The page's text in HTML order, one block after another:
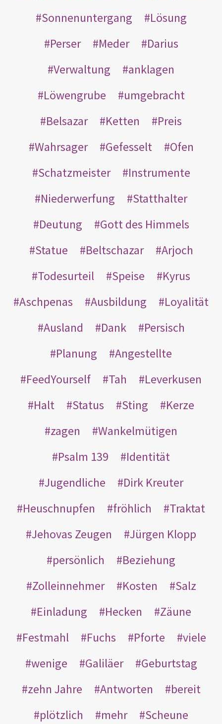
Sonnenuntergang
Lösung
Perser
Meder
Darius
Verwaltung
anklagen
Löwengrube
umgebracht
Belsazar
Ketten
Preis
Wahrsager
Gefesselt
Ofen
Schatzmeister
Instrumente
Niederwerfung
Statthalter
Deutung
Gott des Himmels
Statue
Beltschazar
Arjoch
Todesurteil
Speise
Kyrus
Aschpenas
Ausbildung
Loyalität
Ausland
Dank
Persisch
Planung
Angestellte
FeedYourself
Tah
Leverkusen
Halt
Status Sting
Kerze
zagen
Wankelmütigen
Psalm 139
Identität
Jugendliche
Dirk Kreuter
Heuschnupfen
fröhlich
Traktat
Jehovas Zeugen
Jürgen Klopp
persönlich
Beziehung
Zolleinnehmer
Kosten
Salz
Einladung
Hecken
Zäune
Festmahl
Fuchs Pforte
viele
wenige
Galiläer
Geburtstag
zehn Jahre
Antworten
bereit
plötzlich
mehr Scheune